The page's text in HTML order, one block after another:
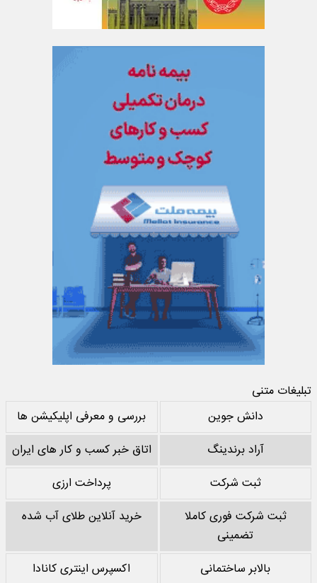
تبلیغات متنی
دانش جوین
بررسی و معرفی اپلیکیشن ها
آراد برندینگ
اتاق خبر کسب و کار های ایران
ثبت شرکت
پرداخت ارزی
ثبت شرکت فوری کاملا
تضمینی
خرید آنلاین طلای آب شده
بالابر ساختمانی اکسپرس اینتری کانادا